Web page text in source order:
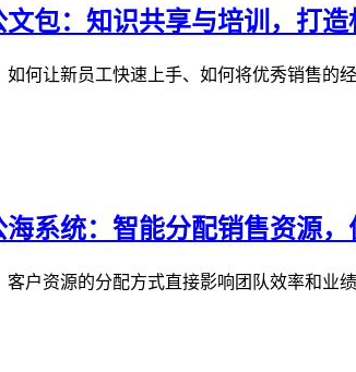
包：知识共享与培训，打
如何让新员工快速上手、如何将优秀销售的
系统：智能分配销售资源
客户资源的分配方式直接影响团队效率和业